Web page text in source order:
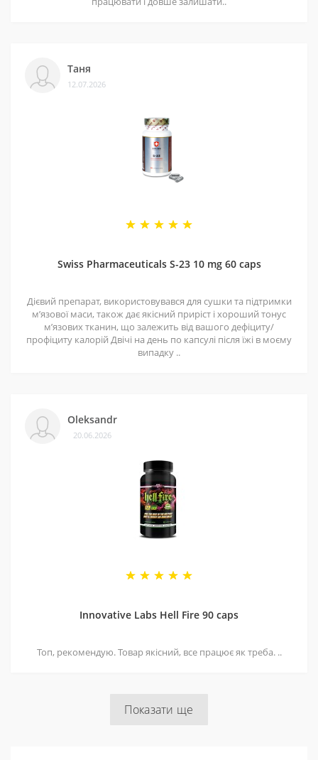
Таня
12.07.2026
Swiss Pharmaceuticals S-23 10 mg 60 caps
Дієвий препарат, використовувався для сушки та підтримки
мʼязової маси, також дає якісний приріст і хороший тонус
мʼязових тканин, що залежить від вашого дефіциту/
профіциту калорій Двічі на день по капсулі після їжі в моєму
випадку ..
Oleksandr
20.06.2026
Innovative Labs Hell Fire 90 caps
Топ, рекомендую. Товар якісний, все працює як треба. ..
Показати ще